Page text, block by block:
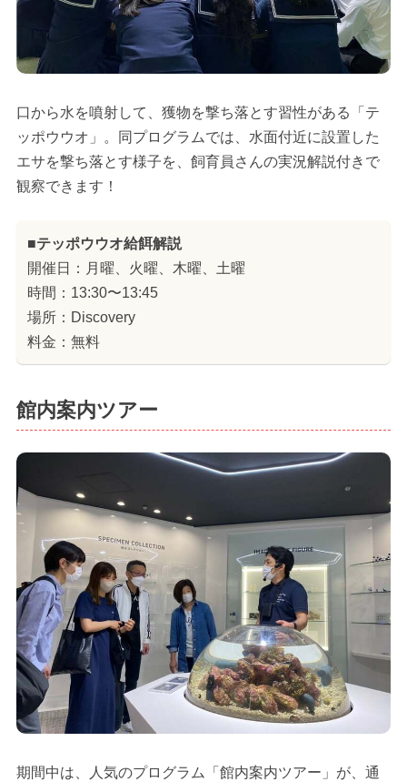
口から水を噴射して、獲物を撃ち落とす習性がある「テ
ッポウウオ」。同プログラムでは、水面付近に設置した
エサを撃ち落とす様子を、飼育員さんの実況解説付きで
観察できます！
■テッポウウオ給餌解説
開催日：月曜、火曜、木曜、土曜
時間：13:30〜13:45
場所：Discovery
料金：無料
館内案内ツアー
期間中は、人気のプログラム「館内案内ツアー」が、通